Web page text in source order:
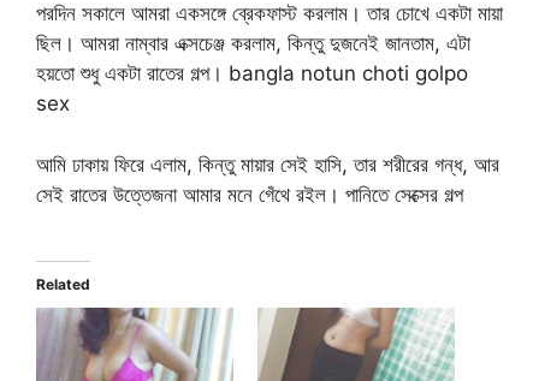
পরদিন সকালে আমরা একসঙ্গে ব্রেকফাস্ট করলাম। তার চোখে একটা মায়া
ছিল। আমরা নাম্বার এক্সচেঞ্জ করলাম, কিন্তু দুজনেই জানতাম, এটা
হয়তো শুধু একটা রাতের গল্প। bangla notun choti golpo
sex
আমি ঢাকায় ফিরে এলাম, কিন্তু মায়ার সেই হাসি, তার শরীরের গন্ধ, আর
সেই রাতের উত্তেজনা আমার মনে গেঁথে রইল। পানিতে সেক্সের গল্প
Related